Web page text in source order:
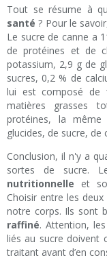
Tout se résume à
santé ? Pour le
Le sucre de canne a
de protéines et de
potassium, 2,9 g de
sucres, 0,2 % de
lui est composé de
matières grasses
protéines, la
glucides, de sucre, de
Conclusion, il n'y a
sortes de sucre.
nutritionnelle et
Choisir entre les
notre corps. Ils sont
raffiné. Attention,
liés au sucre doivent
traitant avant d’en